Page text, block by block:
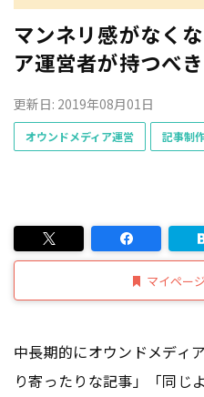
マンネリ感がなく
ア運営者が持つべ
更新日: 2019年08月01日
オウンドメディア運営 記事制
マイペー
中長期的にオウンドメディ
り寄ったりな記事」「同じ